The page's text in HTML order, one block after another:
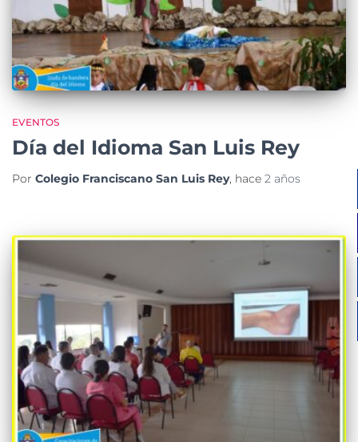
EVENTOS
Día del Idioma San Luis Rey
Por Colegio Franciscano San Luis Rey, hace 2 años